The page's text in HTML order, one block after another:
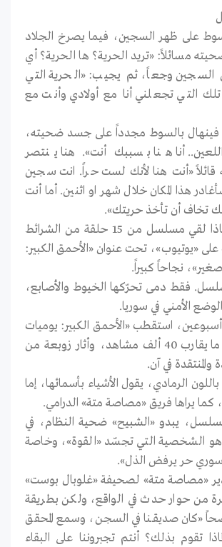
على ظهر السجين، فيما يصرخ الجلاد
مسائلاً: «تريد الحرية؟ ها الحرية؟ أي
السجين وجعاً، ثم يجيب: «الحرية التي
التي تجعلني أنا مع أولادي وأنت مع
فينهال بالسوط مجدداً على جسد ضحيته،
أنا هنا بسببك أنت». هنا ينتصر
«أنت هنا لأنك لست حراً. انت سجين
هذا المكان خلال شهر او اثنين. أما أنت
تخاف أن تأخذ حريتك».
هو حوار يفسّر لماذا لقي مسلسل من 15 حلقة من الشرائط
على «يوتيوب»، تحت عنوان «الأحمق الكبير:
نجاحاً كبيراً.
فقط دمى تحرّكها الخيوط والأصـابع،
الأمـني في سوريا.
استقطب «الأحمق الكبير: يوميات
دكتاتور صغير» ما يقارب 40 ألف مشاهد، وأثار زوبعة من
والمنتقدة في آن.
الرمادي، يقول الأشياء بأسمائها، إما
كما يراها فريق «مصاصة متة» الدرامي.
يبدو «الشبيح» ضحية النظام، في
هو الشخصية التي تجسّد «القوة»، وخاصة
سوري حر يرفض الذل».
«مصاصة متة» لصحيفة «غلوبال بوست»
من حوار حدث في الواقع، ولكن بطريقة
«كان صديقــنا في السجن، وسمع المحقق
تقوم بذلك؟ أنتم تجبروننا على البقاء